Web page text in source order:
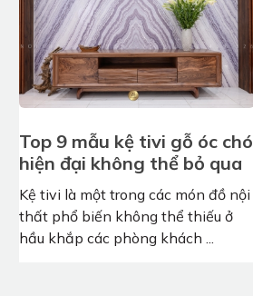
Top 9 mẫu kệ tivi gỗ óc chó
hiện đại không thể bỏ qua
Kệ tivi là một trong các món đồ nội
thất phổ biến không thể thiếu ở
hầu khắp các phòng khách ...